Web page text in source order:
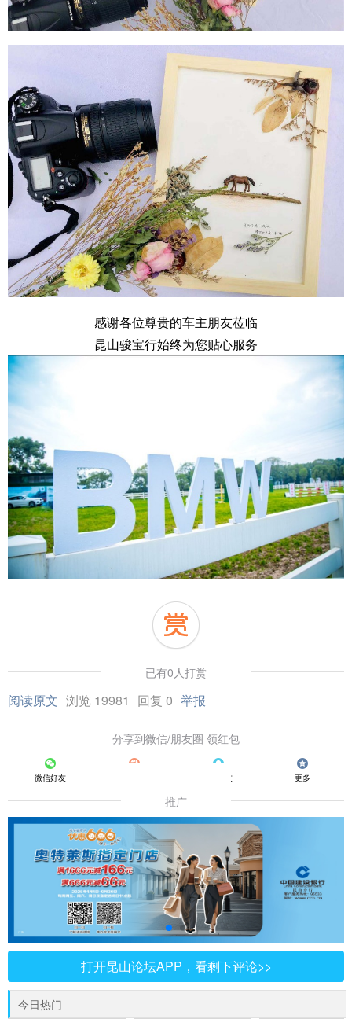
感谢各位尊贵的车主朋友莅临
昆山骏宝行始终为您贴心服务
已有0人打赏
阅读原文 浏览 19981 回复 0 举报
分享到微信/朋友圈 领红包
微信好友 QQ好友 更多
推广
打开昆山论坛APP，看剩下评论>>
今日热门